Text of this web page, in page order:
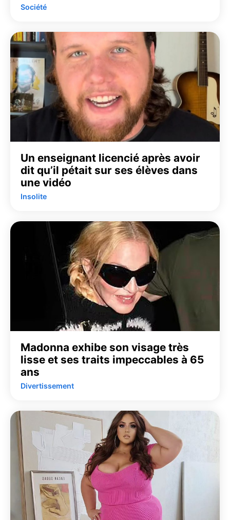
Société
Un enseignant licencié après avoir
dit qu’il pétait sur ses élèves dans
une vidéo
Insolite
Madonna exhibe son visage très
lisse et ses traits impeccables à 65
ans
Divertissement